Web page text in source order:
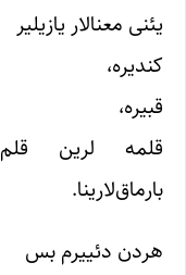
یئنی معنالار یازیلیر
کندیره،
قبیره،
قلمه لرین قلم
بارماق‌لارینا.
هردن دئییرم بس